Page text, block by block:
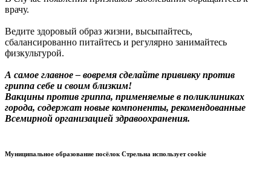
врачу.
Ведите здоровый образ жизни, высыпайтесь,
сбалансированно питайтесь и регулярно занимайтесь
физкультурой.
А самое главное – вовремя сделайте прививку против
гриппа себе и своим близким!
Вакцины против гриппа, применяемые в поликлиниках
города, содержат новые компоненты, рекомендованные
Всемирной организацией здравоохранения.
Муниципальное образование посёлок Стрельна использует cookie